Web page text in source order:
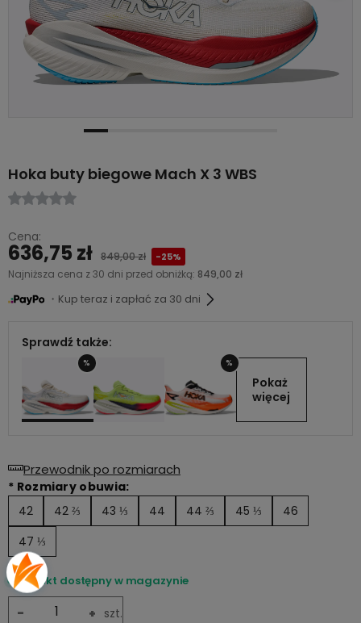
Hoka buty biegowe Mach X 3 WBS
Cena:
636,75 zł 849,00 zł -25%
Najniższa cena z 30 dni przed obniżką: 849,00 zł
・Kup teraz i zapłać za 30 dni
Sprawdź także:
% %
Pokaż
więcej
Przewodnik po rozmiarach
* Rozmiary obuwia:
42
42 ⅔ 43 ⅓ 44 44 ⅔ 45 ⅓
46
47 ⅓
Produkt dostępny w magazynie
+
- szt.